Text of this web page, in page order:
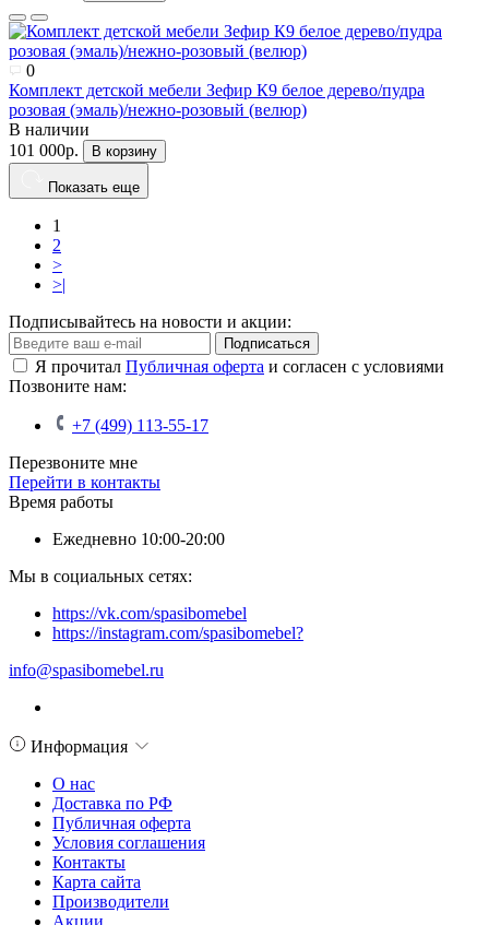
0
Комплект детской мебели Зефир К9 белое дерево/пудра
розовая (эмаль)/нежно-розовый (велюр)
В наличии
101 000р.
В корзину
Показать еще
1
2
>
>|
Подписывайтесь на новости и акции:
Подписаться
Я прочитал Публичная оферта и согласен с условиями
Позвоните нам:
+7 (499) 113-55-17
Перезвоните мне
Перейти в контакты
Время работы
Ежедневно 10:00-20:00
Мы в социальных сетях:
https://vk.com/spasibomebel
https://instagram.com/spasibomebel?
info@spasibomebel.ru
Информация
О нас
Доставка по РФ
Публичная оферта
Условия соглашения
Контакты
Карта сайта
Производители
Акции